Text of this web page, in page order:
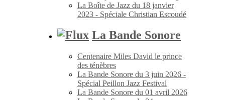
La Boîte de Jazz du 18 janvier
2023 - Spéciale Christian Escoudé
La Bande Sonore
Centenaire Miles David le prince
des ténèbres
La Bande Sonore du 3 juin 2026 -
Spécial Peillon Jazz Festival
La Bande Sonore du 01 avril 2026